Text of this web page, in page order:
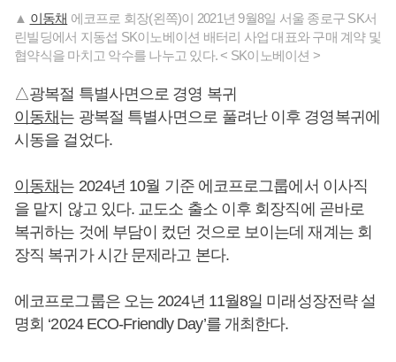
▲ 이동채 에코프로 회장(왼쪽)이 2021년 9월8일 서울 종로구 SK서
린빌딩에서 지동섭 SK이노베이션 배터리 사업 대표와 구매 계약 및
협약식을 마치고 악수를 나누고 있다. < SK이노베이션 >
△광복절 특별사면으로 경영 복귀
이동채 는 광복절 특별사면으로 풀려난 이후 경영복귀에
시동을 걸었다.
이동채 는 2024년 10월 기준 에코프로그룹에서 이사직
을 맡지 않고 있다. 교도소 출소 이후 회장직에 곧바로
복귀하는 것에 부담이 컸던 것으로 보이는데 재계는 회
장직 복귀가 시간 문제라고 본다.
에코프로그룹은 오는 2024년 11월8일 미래성장전략 설
명회 ‘2024 ECO-Friendly Day’를 개최한다.